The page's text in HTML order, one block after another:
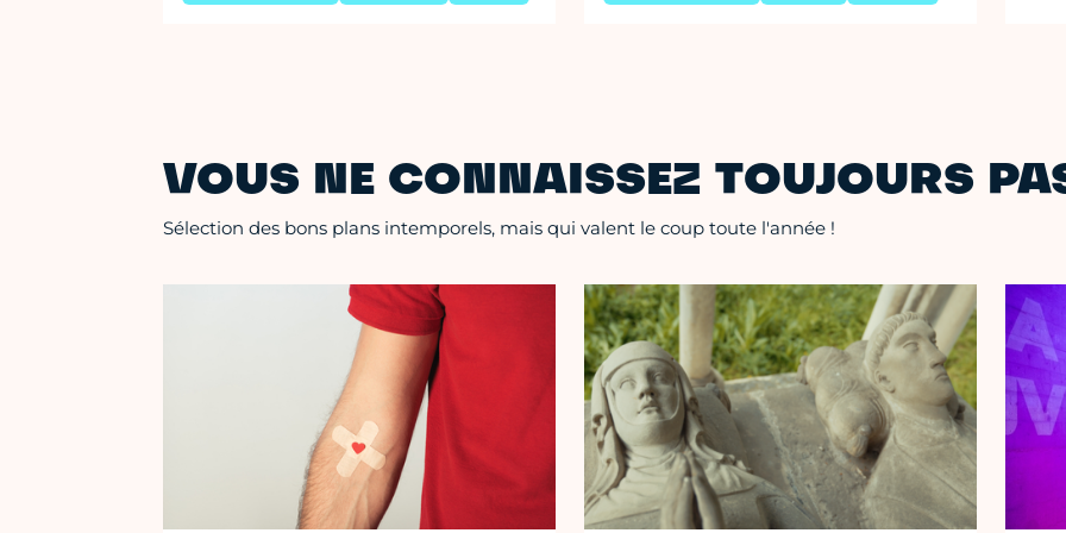
VOUS NE CONNAISSEZ TOUJOURS
Sélection des bons plans intemporels, mais qui valent le coup toute l'année !